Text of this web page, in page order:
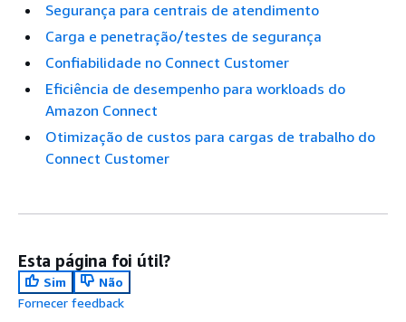
Segurança para centrais de atendimento
Carga e penetração/testes de segurança
Confiabilidade no Connect Customer
Eficiência de desempenho para workloads do
Amazon Connect
Otimização de custos para cargas de trabalho do
Connect Customer
Esta página foi útil?
Sim
Não
Fornecer feedback